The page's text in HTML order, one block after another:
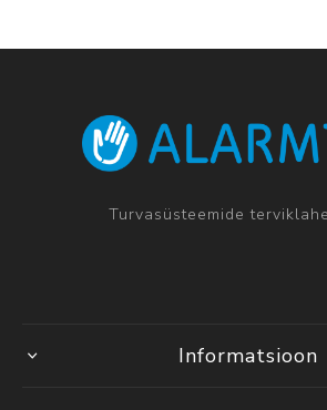
Turvasüsteemide
Informatsioon